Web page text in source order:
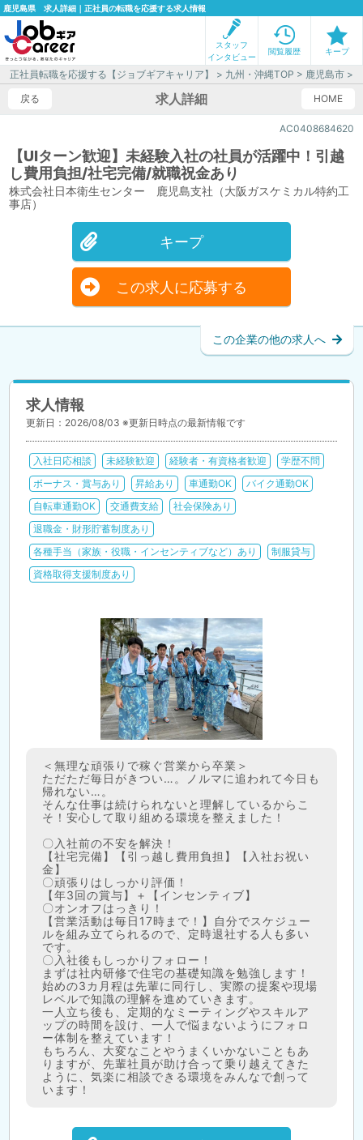
鹿児島県 求人詳細｜正社員の転職を応援する求人情報
スタッフ
インタビュー
閲覧履歴 キープ
正社員転職を応援する【ジョブギアキャリア】 > 九州・沖縄TOP > 鹿児島市 >
戻る
HOME
求人詳細
AC0408684620
【UIターン歓迎】未経験入社の社員が活躍中！引越
し費用負担/社宅完備/就職祝金あり
株式会社日本衛生センター 鹿児島支社（大阪ガスケミカル特約工
事店）
キープ
この求人に応募する
この企業の他の求人へ
求人情報
更新日：2026/08/03 ※更新日時点の最新情報です
入社日応相談 未経験歓迎 経験者・有資格者歓迎
学歴不問
ボーナス・賞与あり
昇給あり 車通勤OK
バイク通勤OK
自転車通勤OK
交通費支給
社会保険あり
退職金・財形貯蓄制度あり
各種手当（家族・役職・インセンティブなど）あり
制服貸与
資格取得支援制度あり
＜無理な頑張りで稼ぐ営業から卒業＞
ただただ毎日がきつい…。ノルマに追われて今日も
帰れない…。
そんな仕事は続けられないと理解しているからこ
そ！安心して取り組める環境を整えました！
〇入社前の不安を解決！
【社宅完備】【引っ越し費用負担】【入社お祝い
金】
〇頑張りはしっかり評価！
【年3回の賞与】＋【インセンティブ】
〇オンオフはっきり！
【営業活動は毎日17時まで！】自分でスケジュー
ルを組み立てられるので、定時退社する人も多い
です。
〇入社後もしっかりフォロー！
まずは社内研修で住宅の基礎知識を勉強します！
始めの3カ月程は先輩に同行し、実際の提案や現場
レベルで知識の理解を進めていきます。
一人立ち後も、定期的なミーティングやスキルア
ップの時間を設け、一人で悩まないようにフォロ
ー体制を整えています！
もちろん、大変なことやうまくいかないこともあ
りますが、先輩社員が助け合って乗り越えてきた
ように、気楽に相談できる環境をみんなで創って
います！